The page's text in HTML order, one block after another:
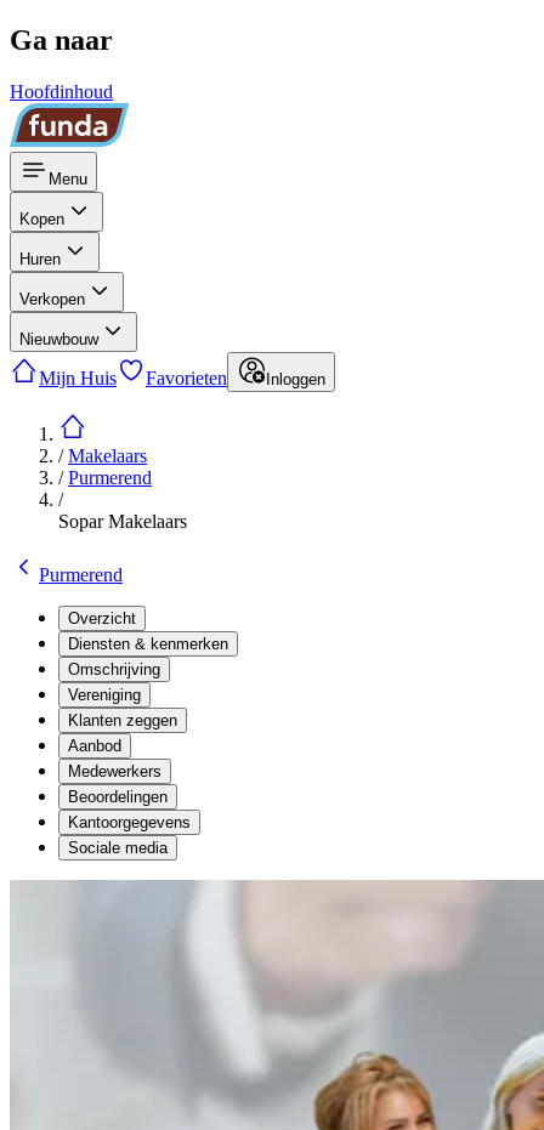
Ga naar
Hoofdinhoud
Menu
Kopen
Huren
Verkopen
Nieuwbouw
Mijn Huis Favorieten Inloggen
/Makelaars
/Purmerend
/
Sopar Makelaars
Purmerend
Overzicht
Diensten & kenmerken
Omschrijving
Vereniging
Klanten zeggen
Aanbod
Medewerkers
Beoordelingen
Kantoorgegevens
Sociale media